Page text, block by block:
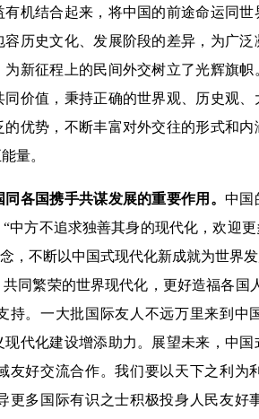
机结合起来，将中国的前途命运同
历史文化、发展阶段的差异，为广
新征程上的民间外交树立了光辉旗
价值，秉持正确的世界观、历史观、
优势，不断丰富对外交往的形式和
量。
各国携手共谋发展的重要作用。中国
中方不追求独善其身的现代化，欢迎
，不断以中国式现代化新成就为世界
同繁荣的世界现代化，更好造福各国
持。一大批国际友人不远万里来到中
代化建设增添助力。展望未来，中
友好交流合作。我们要以天下之利为
更多国际有识之士积极投身人民友好